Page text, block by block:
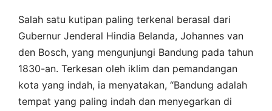
Salah satu kutipan paling terkenal berasal dari
Gubernur Jenderal Hindia Belanda, Johannes van
den Bosch, yang mengunjungi Bandung pada tahun
1830-an. Terkesan oleh iklim dan pemandangan
kota yang indah, ia menyatakan, “Bandung adalah
tempat yang paling indah dan menyegarkan di